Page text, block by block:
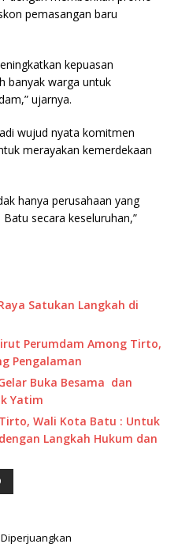
pemasangan baru
kepuasan
banyak warga untuk
ujarnya.
wujud nyata komitmen
merayakan kemerdekaan
hanya perusahaan yang
secara keseluruhan,”
Satukan Langkah di
Perumdam Among Tirto,
Pengalaman
Buka Besama dan
Yatim
Wali Kota Batu : Untuk
Langkah Hukum dan